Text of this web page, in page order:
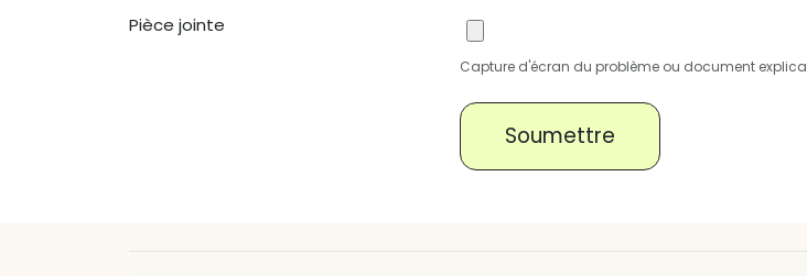
Pièce jointe
Capture d'écran du problème ou document
Soumettre